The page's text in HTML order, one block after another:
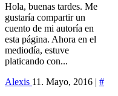
Hola, buenas tardes. Me
gustaría compartir un
cuento de mi autoría en
esta página. Ahora en el
mediodía, estuve
platicando con...
Alexis 11. Mayo, 2016 | #